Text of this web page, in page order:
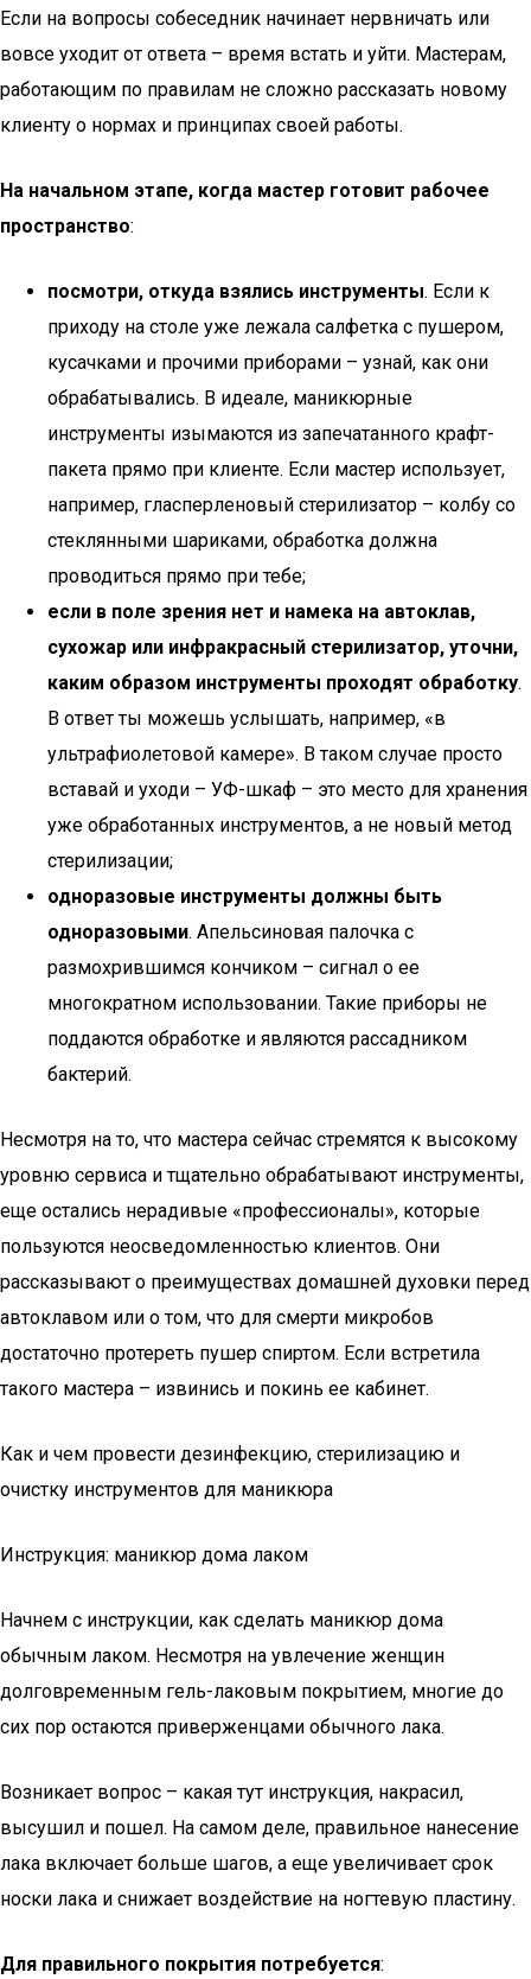
Если на вопросы собеседник начинает нервничать или
вовсе уходит от ответа – время встать и уйти. Мастерам,
работающим по правилам не сложно рассказать новому
клиенту о нормах и принципах своей работы.
На начальном этапе, когда мастер готовит рабочее
пространство:
посмотри, откуда взялись инструменты. Если к
приходу на столе уже лежала салфетка с пушером,
кусачками и прочими приборами – узнай, как они
обрабатывались. В идеале, маникюрные
инструменты изымаются из запечатанного крафт-
пакета прямо при клиенте. Если мастер использует,
например, гласперленовый стерилизатор – колбу со
стеклянными шариками, обработка должна
проводиться прямо при тебе;
если в поле зрения нет и намека на автоклав,
сухожар или инфракрасный стерилизатор, уточни,
каким образом инструменты проходят обработку.
В ответ ты можешь услышать, например, «в
ультрафиолетовой камере». В таком случае просто
вставай и уходи – УФ-шкаф – это место для хранения
уже обработанных инструментов, а не новый метод
стерилизации;
одноразовые инструменты должны быть
одноразовыми. Апельсиновая палочка с
размохрившимся кончиком – сигнал о ее
многократном использовании. Такие приборы не
поддаются обработке и являются рассадником
бактерий.
Несмотря на то, что мастера сейчас стремятся к высокому
уровню сервиса и тщательно обрабатывают инструменты,
еще остались нерадивые «профессионалы», которые
пользуются неосведомленностью клиентов. Они
рассказывают о преимуществах домашней духовки перед
автоклавом или о том, что для смерти микробов
достаточно протереть пушер спиртом. Если встретила
такого мастера – извинись и покинь ее кабинет.
Как и чем провести дезинфекцию, стерилизацию и
очистку инструментов для маникюра
Инструкция: маникюр дома лаком
Начнем с инструкции, как сделать маникюр дома
обычным лаком. Несмотря на увлечение женщин
долговременным гель-лаковым покрытием, многие до
сих пор остаются приверженцами обычного лака.
Возникает вопрос – какая тут инструкция, накрасил,
высушил и пошел. На самом деле, правильное нанесение
лака включает больше шагов, а еще увеличивает срок
носки лака и снижает воздействие на ногтевую пластину.
Для правильного покрытия потребуется: